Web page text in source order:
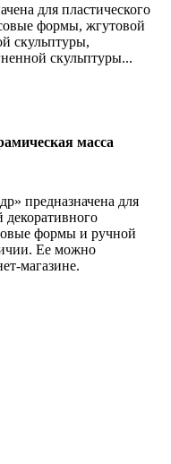
для пластического
формы, жгутовой
скульптуры,
скульптуры...
масса
предназначена для
декоративного
формы и ручной
Ее можно
магазине.